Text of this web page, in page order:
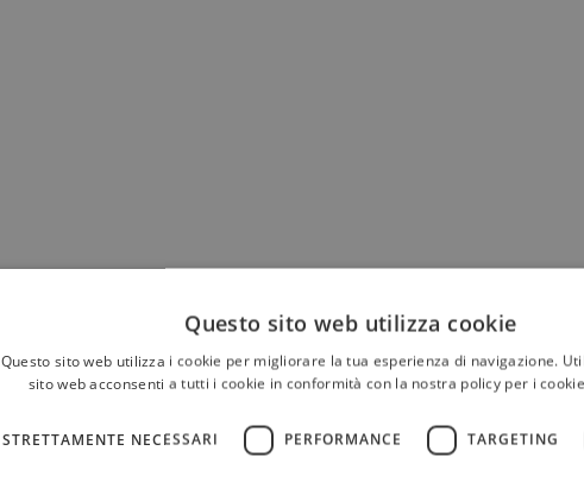
Questo sito web utilizza cookie
Questo sito web utilizza i cookie per migliorare la tua esperienza di navigazione.
sito web acconsenti a tutti i cookie in conformità con la nostra policy per i
STRETTAMENTE NECESSARI PERFORMANCE TARGETING